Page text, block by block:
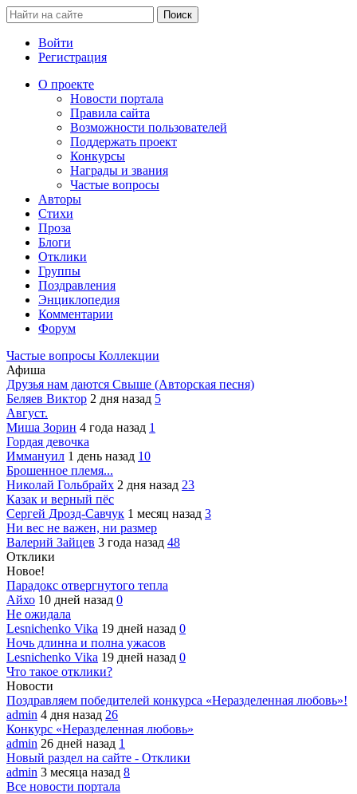
Войти
Регистрация
О проекте
Новости портала
Правила сайта
Возможности пользователей
Поддержать проект
Конкурсы
Награды и звания
Частые вопросы
Авторы
Стихи
Проза
Блоги
Отклики
Группы
Поздравления
Энциклопедия
Комментарии
Форум
Частые вопросы Коллекции
Афиша
Друзья нам даются Свыше (Авторская песня)
Беляев Виктор 2 дня назад 5
Август.
Миша Зорин 4 года назад 1
Гордая девочка
Иммануил 1 день назад 10
Брошенное племя...
Николай Гольбрайх 2 дня назад 23
Казак и верный пёс
Сергей Дрозд-Савчук 1 месяц назад 3
Ни вес не важен, ни размер
Валерий Зайцев 3 года назад 48
Отклики
Новое!
Парадокс отвергнутого тепла
Айхо 10 дней назад 0
Не ожидала
Lesnichenko Vika 19 дней назад 0
Ночь длинна и полна ужасов
Lesnichenko Vika 19 дней назад 0
Что такое отклики?
Новости
Поздравляем победителей конкурса «Неразделенная любовь»!
admin 4 дня назад 26
Конкурс «Неразделенная любовь»
admin 26 дней назад 1
Новый раздел на сайте - Отклики
admin 3 месяца назад 8
Все новости портала